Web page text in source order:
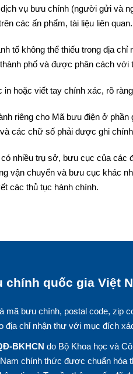
vụ bưu chính (người gửi và
các ấn phẩm, tài liệu liên quan.
tố không thể thiếu trong địa
phố và được phân cách với
hoặc viết tay chính xác, rõ
riêng cho Mã bưu điện ở
các chữ số phải được ghi
nhiều trụ sở, bưu cục của
vận chuyển và bưu cục khác
các thủ tục hành chính.
chính quốc gia Việt
mã bưu chính, postal code, zip
địa chỉ nhận thư với mục đích
BKHCN do Bộ Khoa học và
chính thức được chuẩn